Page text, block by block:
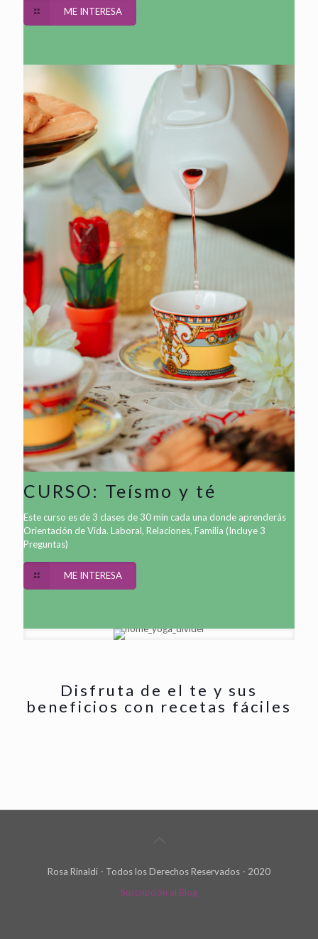
ME INTERESA
CURSO: Teísmo y té
Este curso es de 3 clases de 30 min cada una donde aprenderás
Orientación de Vida. Laboral, Relaciones, Familia (Incluye 3
Preguntas)
ME INTERESA
Disfruta de el te y sus
beneficios con recetas fáciles
Rosa Rinaldi - Todos los Derechos Reservados - 2020
Suscripción al Blog